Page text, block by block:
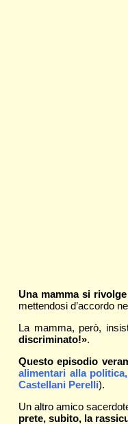
Una mamma si
mettendosi d’accordo
La mamma, però,
discriminato!».
Questo episodio
alimentari alla
Castellani Perelli).
Un altro amico
prete, subito, la